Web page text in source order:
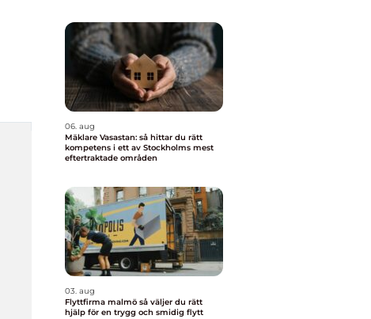
06. aug
Mäklare Vasastan: så hittar du rätt
kompetens i ett av Stockholms mest
eftertraktade områden
03. aug
Flyttfirma malmö så väljer du rätt
hjälp för en trygg och smidig flytt